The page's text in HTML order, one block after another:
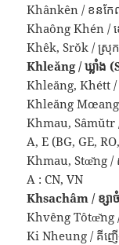
Khânkên / ខនក
Khaông Khén /
Khêk, Srŏk / ស្រុ
Khleăng / ឃ្លាំង
Khleăng, Khétt /
Khleăng Mœang
Khmau, Sâmŭtr
A, E (BG, GE,
Khmau, Stœ̆ng /
A : CN, VN
Khsachâm / ខ្សា
Khvêng Tôtœ̆ng
Ki Nheung / គីញ